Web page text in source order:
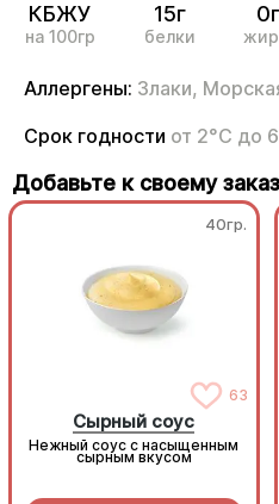
КБЖУ
на 100гр
15г
белки
0г
Аллергены: Злаки,
Срок годности от 2°С до
Добавьте к своему
40гр.
63
Сырный соус
Нежный соус с насыщенным
сырным вкусом